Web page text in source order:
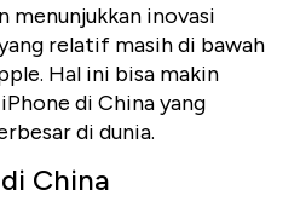
menunjukkan inovasi
relatif masih di bawah
Hal ini bisa makin
di China yang
di dunia.
China